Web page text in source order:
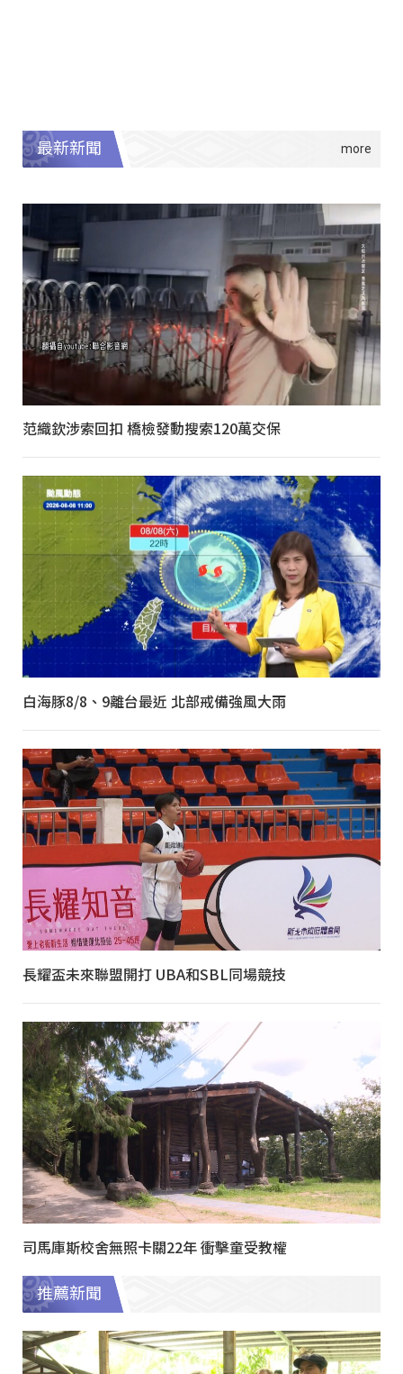
最新新聞
范織欽涉索回扣 橋檢發動搜索120萬交保
白海豚8/8、9離台最近 北部戒備強風大雨
長耀盃未來聯盟開打 UBA和SBL同場競技
司馬庫斯校舍無照卡關22年 衝擊童受教權
推薦新聞